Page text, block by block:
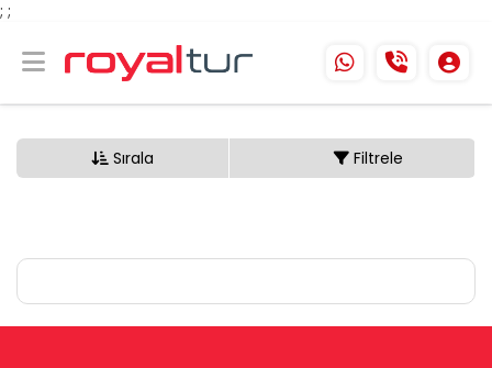
; ;
Sırala Filtrele